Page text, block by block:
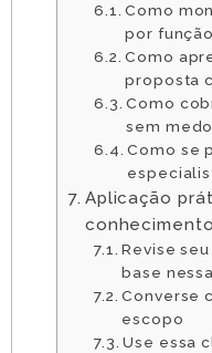
Como
por função
Como
proposta
Como
sem medo
Como se
Aplicação
Revise
base
Converse
escopo
Use essa